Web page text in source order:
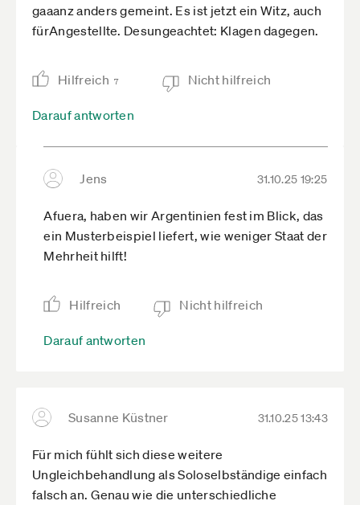
gaaanz anders gemeint. Es ist jetzt ein Witz, auch
fürAngestellte. Desungeachtet: Klagen dagegen.
Hilfreich 7 Nicht hilfreich
Darauf antworten
Jens 31.10.25 19:25
Afuera, haben wir Argentinien fest im Blick, das
ein Musterbeispiel liefert, wie weniger Staat der
Mehrheit hilft!
Hilfreich Nicht hilfreich
Darauf antworten
Susanne Küstner 31.10.25 13:43
Für mich fühlt sich diese weitere
Ungleichbehandlung als Soloselbständige einfach
falsch an. Genau wie die unterschiedliche